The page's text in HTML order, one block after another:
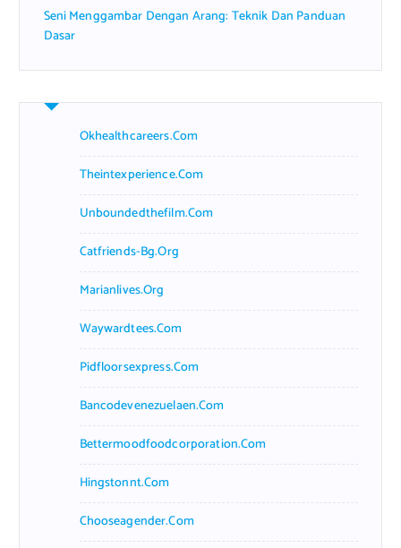
Seni Menggambar Dengan Arang: Teknik Dan Panduan
Dasar
Okhealthcareers.com
Theintexperience.com
Unboundedthefilm.com
Catfriends-Bg.org
Marianlives.org
Waywardtees.com
Pidfloorsexpress.com
Bancodevenezuelaen.com
Bettermoodfoodcorporation.com
Hingstonnt.com
Chooseagender.com